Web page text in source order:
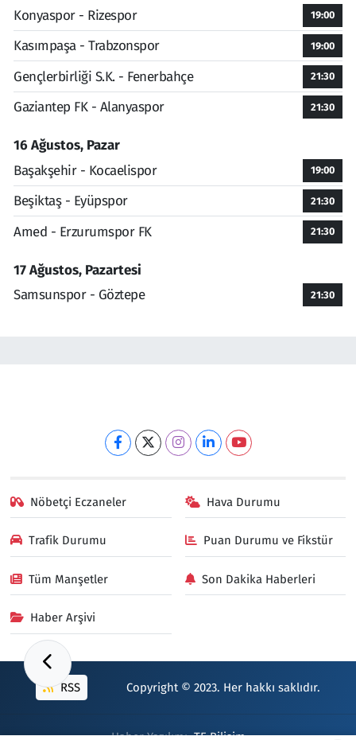
Konyaspor - Rizespor
19:00
Kasımpaşa - Trabzonspor 19:00
Gençlerbirliği S.K. - Fenerbahçe 21:30
Gaziantep FK - Alanyaspor 21:30
16 Ağustos, Pazar
Başakşehir - Kocaelispor
19:00
Beşiktaş - Eyüpspor 21:30
Amed - Erzurumspor FK 21:30
17 Ağustos, Pazartesi
Samsunspor - Göztepe
21:30
Nöbetçi Eczaneler Hava Durumu
Trafik Durumu Puan Durumu ve Fikstür
Tüm Manşetler Son Dakika Haberleri
Haber Arşivi
RSS Copyright © 2023. Her hakkı saklıdır.
Haber Yazılımı:TE Bilişim